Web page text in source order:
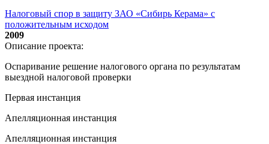
Налоговый спор в защиту ЗАО «Сибирь Керама» с
положительным исходом
2009
Описание проекта:
Оспаривание решение налогового органа по результатам
выездной налоговой проверки
Первая инстанция
Апелляционная инстанция
Апелляционная инстанция